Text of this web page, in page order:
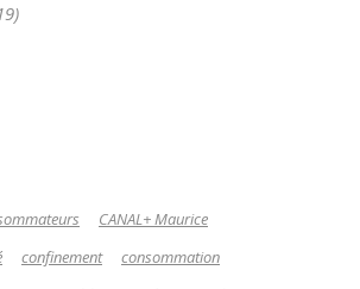
CANAL+ Maurice
confinement
consommation